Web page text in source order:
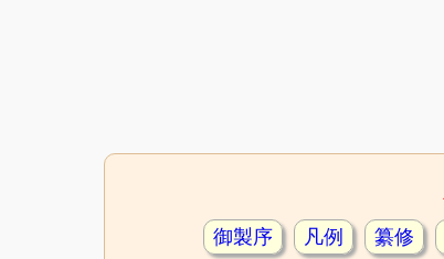
御製序 凡例 纂修